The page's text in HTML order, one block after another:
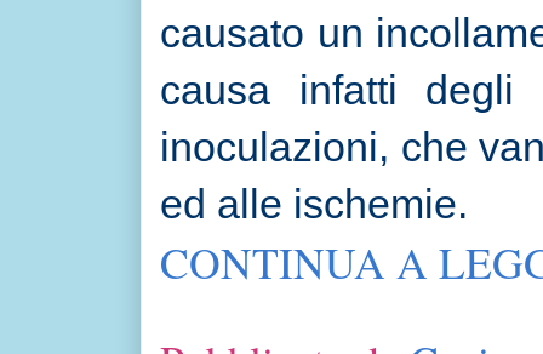
causato un
causa infatti degli
inoculazioni, che
ed alle ischemie.
CONTINUA A